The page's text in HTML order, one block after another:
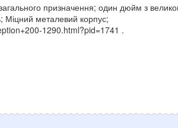
призначення; один дюйм з
Міцний металевий корпус;
1290.html?pid=1741 .